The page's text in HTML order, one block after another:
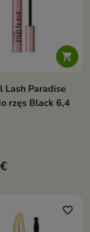

Lash Paradise
rzęs Black 6,4
favorite_border